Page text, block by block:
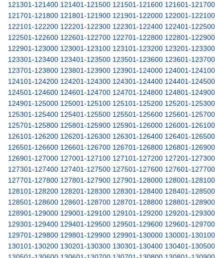
121301-121400 121401-121500 121501-121600 121601-121700
121701-121800 121801-121900 121901-122000 122001-122100
122101-122200 122201-122300 122301-122400 122401-122500
122501-122600 122601-122700 122701-122800 122801-122900
122901-123000 123001-123100 123101-123200 123201-123300
123301-123400 123401-123500 123501-123600 123601-123700
123701-123800 123801-123900 123901-124000 124001-124100
124101-124200 124201-124300 124301-124400 124401-124500
124501-124600 124601-124700 124701-124800 124801-124900
124901-125000 125001-125100 125101-125200 125201-125300
125301-125400 125401-125500 125501-125600 125601-125700
125701-125800 125801-125900 125901-126000 126001-126100
126101-126200 126201-126300 126301-126400 126401-126500
126501-126600 126601-126700 126701-126800 126801-126900
126901-127000 127001-127100 127101-127200 127201-127300
127301-127400 127401-127500 127501-127600 127601-127700
127701-127800 127801-127900 127901-128000 128001-128100
128101-128200 128201-128300 128301-128400 128401-128500
128501-128600 128601-128700 128701-128800 128801-128900
128901-129000 129001-129100 129101-129200 129201-129300
129301-129400 129401-129500 129501-129600 129601-129700
129701-129800 129801-129900 129901-130000 130001-130100
130101-130200 130201-130300 130301-130400 130401-130500